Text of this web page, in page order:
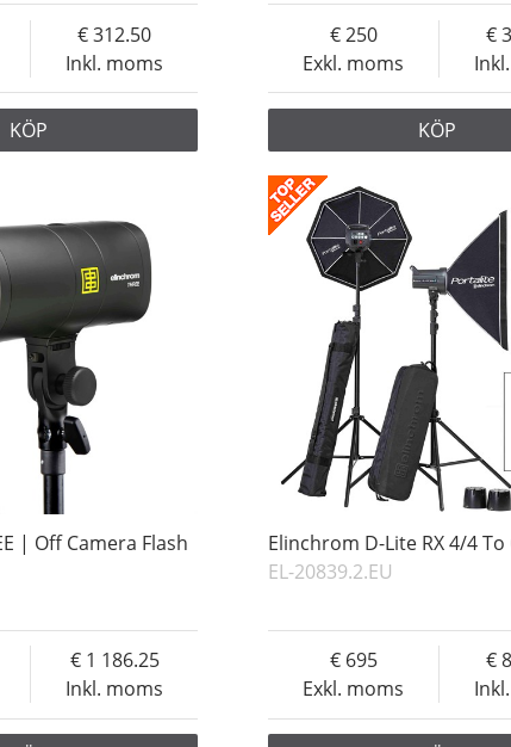
Inkl. moms
312.50
KÖP
Exkl. moms
250
KÖP
| Off Camera Flash
Inkl. moms
1 186.25
Elinchrom D-Lite RX 4/4 To
EL-20839.2.EU
Exkl. moms
695